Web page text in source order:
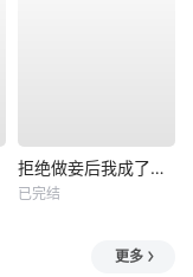
拒绝做妾后我成了太子侧妃
已完结
更多